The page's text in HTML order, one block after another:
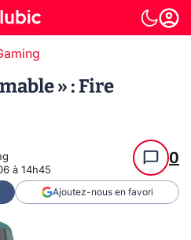
» : Fire
à 14h45
0
Ajoutez-nous en favori